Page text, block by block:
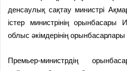
денсаулық сақтау министрі
істер министрінің орынбасары
облыс әкімдерінің
Премьер-министрдің